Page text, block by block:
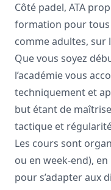
Côté padel, ATA
formation pour tous
comme adultes, sur
Que vous soyez
l’académie vous
techniquement et
but étant de
tactique et
Les cours sont
ou en week-end),
pour s’adapter aux